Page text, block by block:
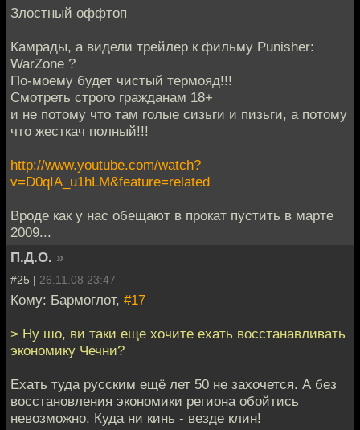
Злостный оффтоп
Камрады, а видели трейлер к фильму Punisher:
WarZone ?
По-моему будет чистый термояд!!!
Смотреть строго гражданам 18+
и не потому что там голые сизьги и пизьги, а потому
что жесткач полный!!!
http://www.youtube.com/watch?
v=D0qIA_u1hLM&feature=related
Вроде как у нас обещают в прокат пустить в марте
2009...
П.Д.О. »
#25 | 26.11.08 23:47
Кому: Бармоглот, #17
> Ну шо, ви таки еще хочите ехать восстанавливать
экономику Чечни?
Ехать туда русским ещё лет 50 не захочется. А без
восстановления экономики региона обойтись
невозможно. Куда ни кинь - везде клин!